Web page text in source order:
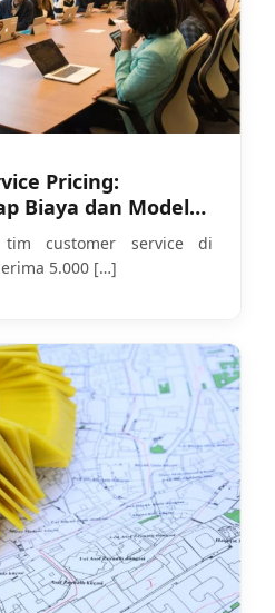
Pricing:
Biaya dan Model
tim customer service di
5.000 […]